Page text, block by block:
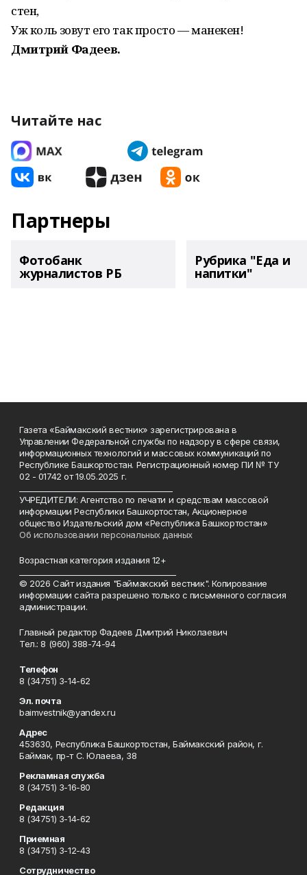
стен,
Уж коль зовут его так просто — манекен!
Дмитрий Фадеев.
Читайте нас
Партнеры
Фотобанк
журналистов РБ
Рубрика "Еда и
напитки"
Газета «Баймакский вестник» зарегистрирована в
Управлении Федеральной службы по надзору в сфере связи,
информационных технологий и массовых коммуникаций по
Республике Башкортостан. Регистрационный номер ПИ № ТУ
02 - 01742 от 19.05.2025 г.
УЧРЕДИТЕЛИ: Агентство по печати и средствам массовой
информации Республики Башкортостан, Акционерное
общество Издательский дом «Республика Башкортостан»
Об использовании персональных данных
Возрастная категория издания 12+
© 2026 Сайт издания "Баймакский вестник". Копирование
информации сайта разрешено только с письменного согласия
администрации.
Главный редактор Фадеев Дмитрий Николаевич
Тел.: 8 (960) 388-74-94
Телефон
8 (34751) 3-14-62
Эл. почта
baimvestnik@yandex.ru
Адрес
453630, Республика Башкортостан, Баймакский район, г.
Баймак, пр-т С. Юлаева, 38
Рекламная служба
8 (34751) 3-16-80
Редакция
8 (34751) 3-14-62
Приемная
8 (34751) 3-12-43
Сотрудничество